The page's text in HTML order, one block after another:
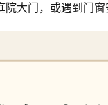
大门，或遇到门